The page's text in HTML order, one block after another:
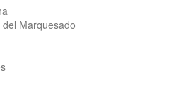
Marquesado